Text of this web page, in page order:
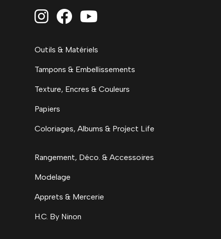
  
Outils & Matériels
Tampons & Embellissements
Texture, Encres & Couleurs
Papiers
Coloriages, Albums & Project Life
Rangement, Déco. & Accessoires
Modelage
Apprets & Mercerie
H.C. By Ninon